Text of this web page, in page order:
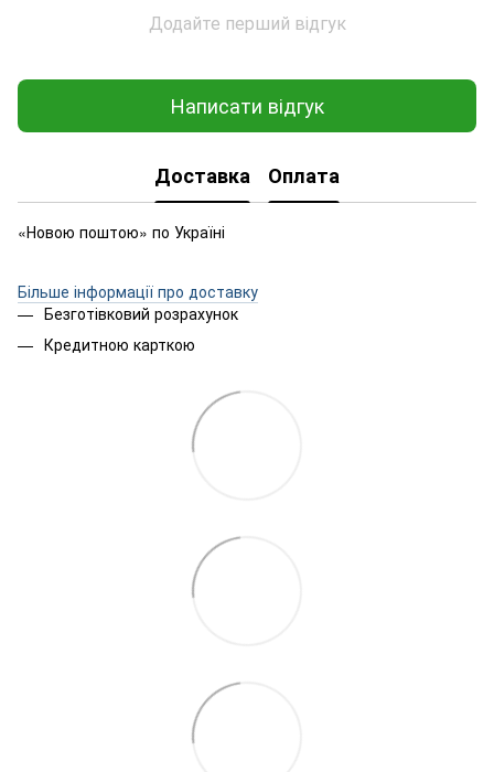
Додайте перший відгук
Написати відгук
Доставка Оплата
«Новою поштою» по Україні
Більше інформації про доставку
Безготівковий розрахунок
Кредитною карткою